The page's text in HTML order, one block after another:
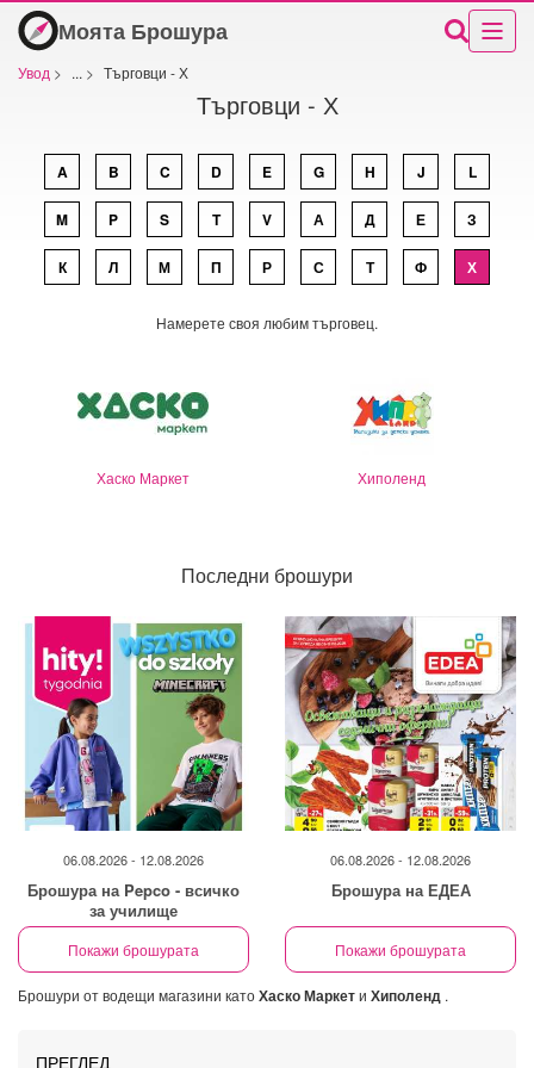
Моята Брошура
Увод > ... > Търговци - Х
Търговци - Х
A B C D E G H J L
M P S T V А Д Е З
К Л М П Р С Т Ф Х
Намерете своя любим търговец.
Хаско Маркет Хиполенд
Последни брошури
06.08.2026 - 12.08.2026
Брошура на Pepco - всичко
за училище
Покажи брошурата
06.08.2026 - 12.08.2026
Брошура на ЕДЕА
Покажи брошурата
Брошури от водещи магазини катоХаско Маркети Хиполенд .
ПРЕГЛЕД